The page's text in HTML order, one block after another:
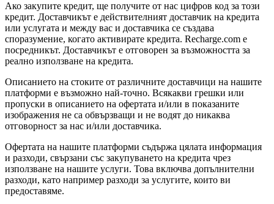
Ако закупите кредит, ще получите от нас цифров код за този
кредит. Доставчикът е действителният доставчик на кредита
или услугата и между вас и доставчика се създава
споразумение, когато активирате кредита. Recharge.com е
посредникът. Доставчикът е отговорен за възможността за
реално използване на кредита.
Описанието на стоките от различните доставчици на нашите
платформи е възможно най-точно. Всякакви грешки или
пропуски в описанието на офертата и/или в показаните
изображения не са обвързващи и не водят до никаква
отговорност за нас и/или доставчика.
Офертата на нашите платформи съдържа цялата информация
и разходи, свързани със закупуването на кредита чрез
използване на нашите услуги. Това включва допълнителни
разходи, като например разходи за услугите, които ви
предоставяме.